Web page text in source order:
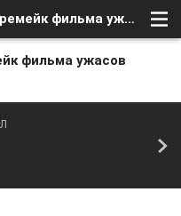
Режиссер "Дичи" снимет ремейк фильма ужасов "Боязнь пауков"
фильма ужасов